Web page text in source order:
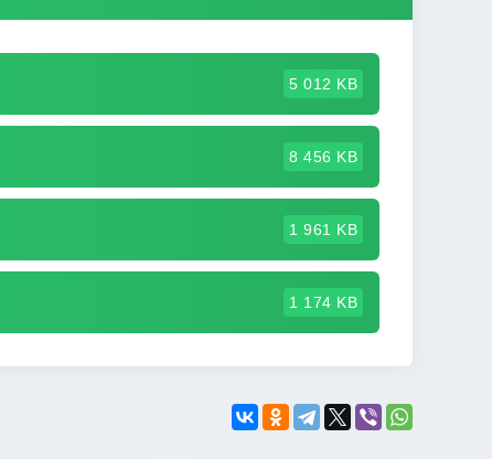
5 012 KB
8 456 KB
1 961 KB
1 174 KB